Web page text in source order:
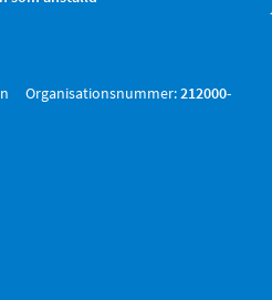
Organisationsnummer:212000-